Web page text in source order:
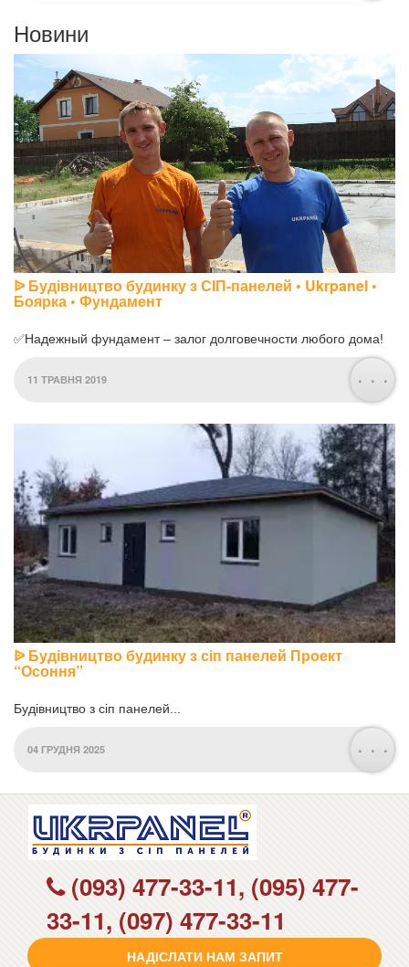
Новини
ᐉ Будівництво будинку з СІП-панелей • Ukrpanel •
Боярка • Фундамент
✅Надежный фундамент – залог долговечности любого дома!
11 ТРАВНЯ 2019 . . .
ᐉ Будівництво будинку з сіп панелей Проект
“Осоння”
Будівництво з сіп панелей...
04 ГРУДНЯ 2025 . . .
(093) 477-33-11, (095) 477-
33-11, (097) 477-33-11
НАДІСЛАТИ НАМ ЗАПИТ